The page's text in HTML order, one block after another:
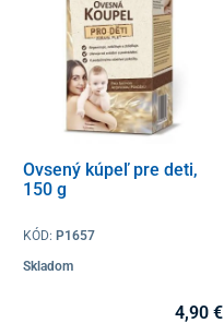
Ovsený kúpeľ pre deti,
150 g
KÓD: P1657
Skladom
4,90 €